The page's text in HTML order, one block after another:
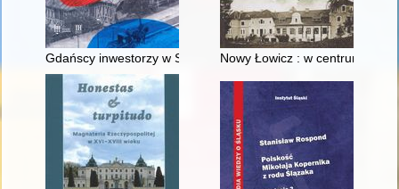
Gdańscy inwestorzy w Sopocie : prestiż finansowy i
Nowy Łowicz : w centrum